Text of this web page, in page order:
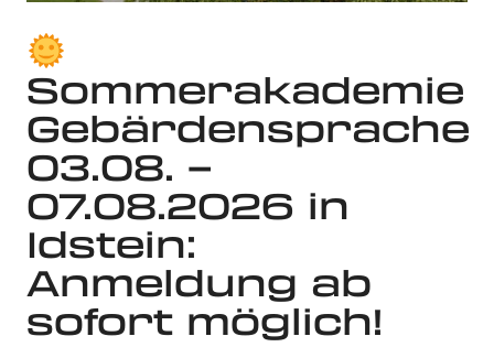
Sommerakademie
Gebärdensprache
03.08. –
07.08.2026 in
Idstein:
Anmeldung ab
sofort möglich!